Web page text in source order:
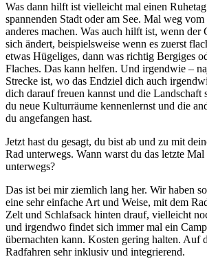
Was dann hilft ist vielleicht mal einen
spannenden Stadt oder am See. Mal weg
anderes machen. Was auch hilft ist, wenn der
sich ändert, beispielsweise wenn es zuerst
etwas Hügeliges, dann was richtig Bergiges
Flaches. Das kann helfen. Und irgendwie –
Strecke ist, wo das Endziel dich auch
dich darauf freuen kannst und die Landschaft
du neue Kulturräume kennenlernst und die
du angefangen hast.
Jetzt hast du gesagt, du bist ab und zu mit
Rad unterwegs. Wann warst du das letzte
unterwegs?
Das ist bei mir ziemlich lang her. Wir haben
eine sehr einfache Art und Weise, mit dem
Zelt und Schlafsack hinten drauf, vielleicht
und irgendwo findet sich immer mal ein
übernachten kann. Kosten gering halten. Auf
Radfahren sehr inklusiv und integrierend.